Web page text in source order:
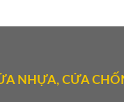
NHỰA, CỬA